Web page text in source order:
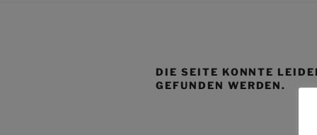
DIE SEITE KONNTE
GEFUNDEN WERDEN.